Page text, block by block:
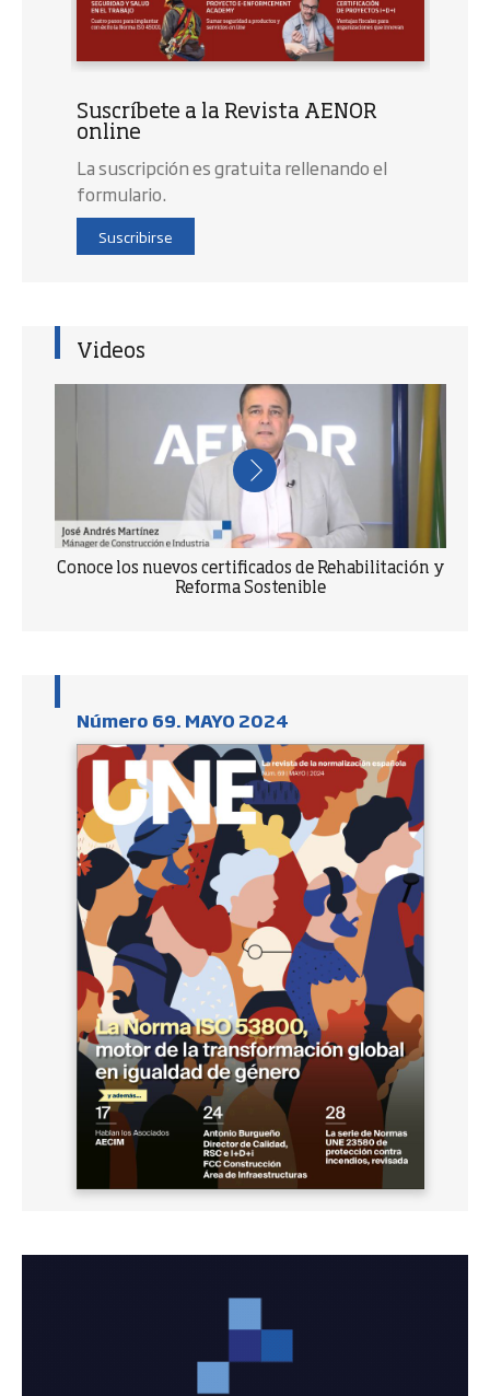
Suscríbete a la Revista AENOR
online
La suscripción es gratuita rellenando el
formulario.
Suscribirse
Videos
Conoce los nuevos certificados de Rehabilitación y
Reforma Sostenible
Número 69. MAYO 2024